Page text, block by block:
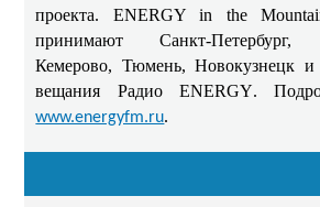
проекта. ENERGY in the
принимают Санкт-Петербург,
Кемерово, Тюмень, Новокузнецк и
вещания Радио ENERGY.
www.energyfm.ru.